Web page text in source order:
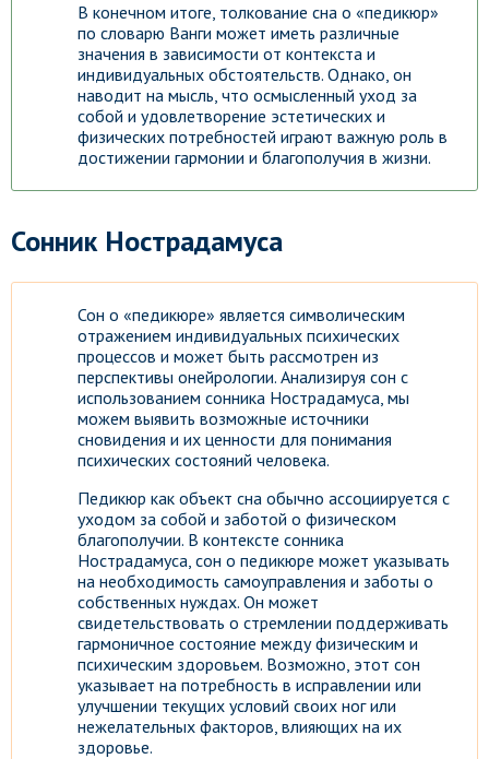
В конечном итоге, толкование сна о «педикюр»
по словарю Ванги может иметь различные
значения в зависимости от контекста и
индивидуальных обстоятельств. Однако, он
наводит на мысль, что осмысленный уход за
собой и удовлетворение эстетических и
физических потребностей играют важную роль в
достижении гармонии и благополучия в жизни.
Сонник Нострадамуса
Сон о «педикюре» является символическим
отражением индивидуальных психических
процессов и может быть рассмотрен из
перспективы онейрологии. Анализируя сон с
использованием сонника Нострадамуса, мы
можем выявить возможные источники
сновидения и их ценности для понимания
психических состояний человека.
Педикюр как объект сна обычно ассоциируется с
уходом за собой и заботой о физическом
благополучии. В контексте сонника
Нострадамуса, сон о педикюре может указывать
на необходимость самоуправления и заботы о
собственных нуждах. Он может
свидетельствовать о стремлении поддерживать
гармоничное состояние между физическим и
психическим здоровьем. Возможно, этот сон
указывает на потребность в исправлении или
улучшении текущих условий своих ног или
нежелательных факторов, влияющих на их
здоровье.